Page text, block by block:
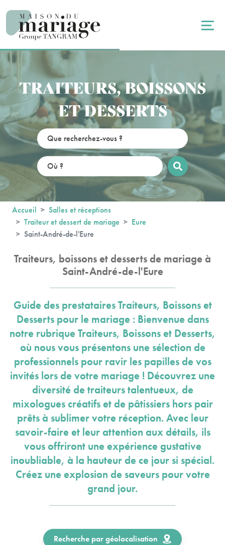
TRAITEURS, BOISSONS
ET DESSERTS
Accueil
Salles et réceptions
Traiteur et dessert de mariage
Eure
Saint-André-de-l'Eure
Traiteurs, boissons et desserts de mariage à
Saint-André-de-l'Eure
Guide des prestataires Traiteurs, Boissons et
Desserts pour le mariage : Bienvenue dans
notre rubrique Traiteurs, Boissons et Desserts,
où nous vous présentons une sélection de
professionnels pour ravir les papilles de vos
invités lors de votre mariage ! Découvrez une
diversité de traiteurs talentueux, de
mixologues créatifs et de pâtissiers hors pair
prêts à sublimer votre réception. Avec leur
savoir-faire et leur attention aux détails, ils
vous offriront une expérience gustative
inoubliable, à la hauteur de ce jour si spécial.
Créez une explosion de saveurs pour votre
grand jour.
Recherche par géolocalisation